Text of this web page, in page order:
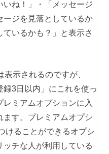
ね！」・「メッセージ
ージを見落としているか
いるかも？」と表示さ
示されるのですが、
録3日以内」にこれを使っ
ミアムオプションに入
ます。プレミアムオプシ
けることができるオプシ
ッチな人が利用している